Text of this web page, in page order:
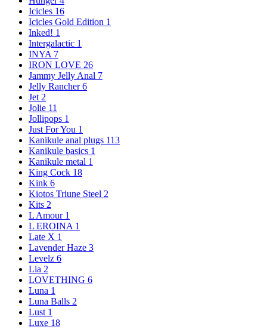
Icicles 16
Icicles Gold Edition 1
Inked! 1
Intergalactic 1
INYA 7
IRON LOVE 26
Jammy Jelly Anal 7
Jelly Rancher 6
Jet 2
Jolie 11
Jollipops 1
Just For You 1
Kanikule anal plugs 113
Kanikule basics 1
Kanikule metal 1
King Cock 18
Kink 6
Kiotos Triune Steel 2
Kits 2
L Amour 1
L EROINA 1
Late X 1
Lavender Haze 3
Levelz 6
Lia 2
LOVETHING 6
Luna 1
Luna Balls 2
Lust 1
Luxe 18